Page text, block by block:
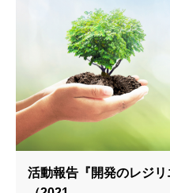
活動報告『開発のレジ